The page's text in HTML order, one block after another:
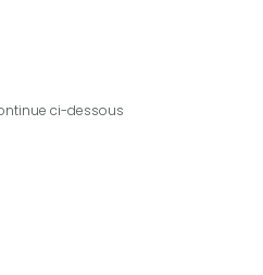
ci-dessous